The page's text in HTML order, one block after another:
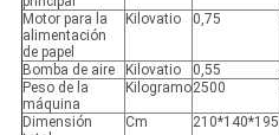
Motor para la
alimentación
de papel
Kilovatio 0,75
Bomba de aire Kilovatio 0,55
Peso de la
máquina
Kilogramo2500
Dimensión
Cm 210*140*195